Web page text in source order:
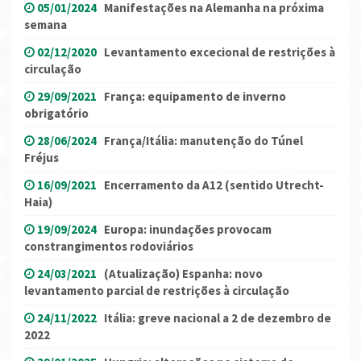
05/01/2024 Manifestações na Alemanha na próxima
semana
02/12/2020 Levantamento excecional de restrições à
circulação
29/09/2021 França: equipamento de inverno
obrigatório
28/06/2024 França/Itália: manutenção do Túnel
Fréjus
16/09/2021 Encerramento da A12 (sentido Utrecht-
Haia)
19/09/2024 Europa: inundações provocam
constrangimentos rodoviários
24/03/2021 (Atualização) Espanha: novo
levantamento parcial de restrições à circulação
24/11/2022 Itália: greve nacional a 2 de dezembro de
2022